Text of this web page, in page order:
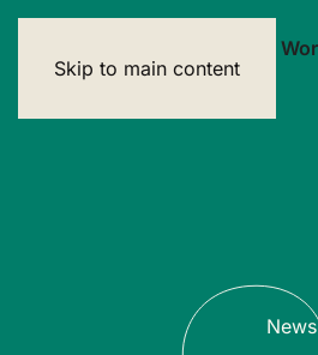
Skip to main content
Graffiti
News